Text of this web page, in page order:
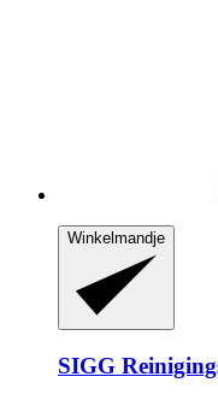
Winkelmandje
SIGG